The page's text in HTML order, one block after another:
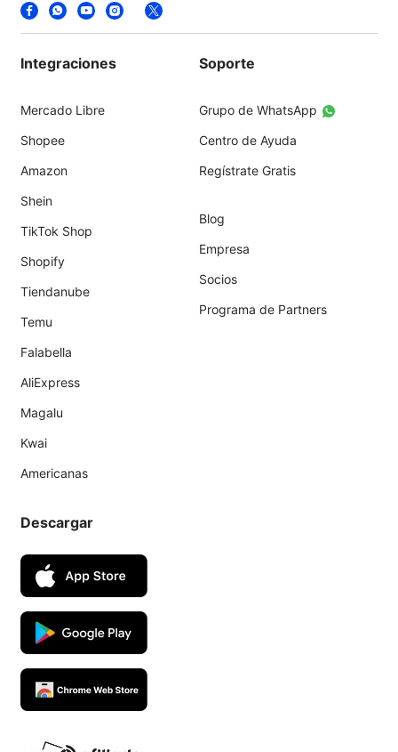
Integraciones
Mercado Libre
Shopee
Amazon
Shein
TikTok Shop
Shopify
Tiendanube
Temu
Falabella
AliExpress
Magalu
Kwai
Americanas
Soporte
Grupo de WhatsApp
Centro de Ayuda
Regístrate Gratis
Blog
Empresa
Socios
Programa de Partners
Descargar